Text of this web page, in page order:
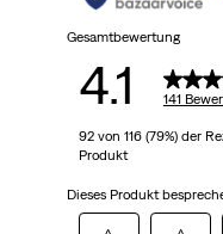
Gesamtbewertung
4.1 141
92 von 116 (79%) der
Produkt
Dieses Produkt